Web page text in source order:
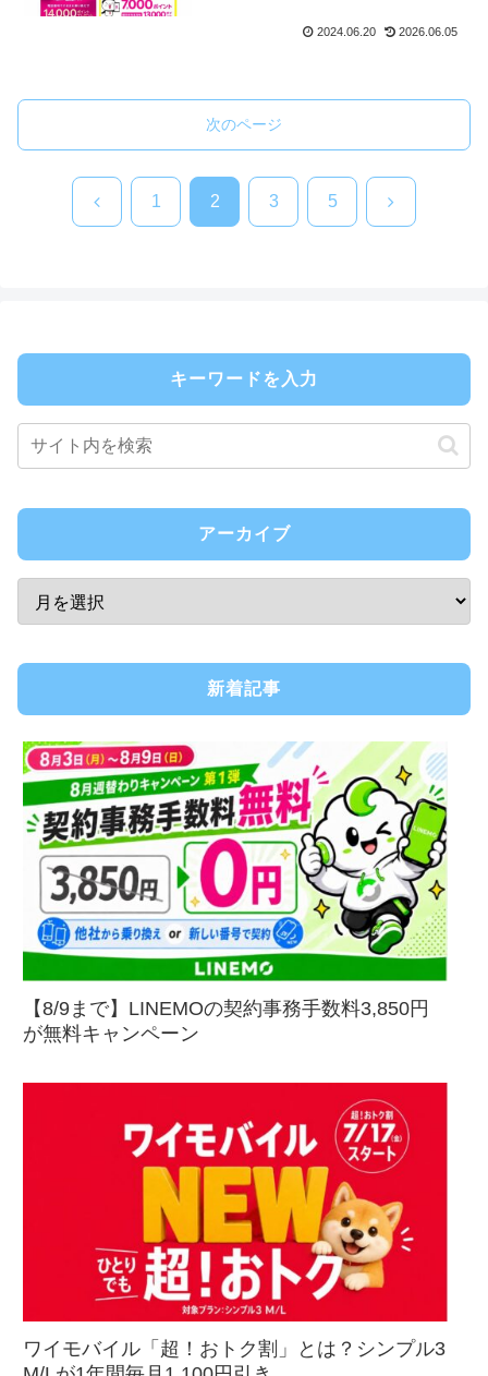
2024.06.20 2026.06.05
次のページ
前 1 2 3 5 次
キーワードを入力
アーカイブ
新着記事
【8/9まで】LINEMOの契約事務手数料3,850円
が無料キャンペーン
ワイモバイル「超！おトク割」とは？シンプル3